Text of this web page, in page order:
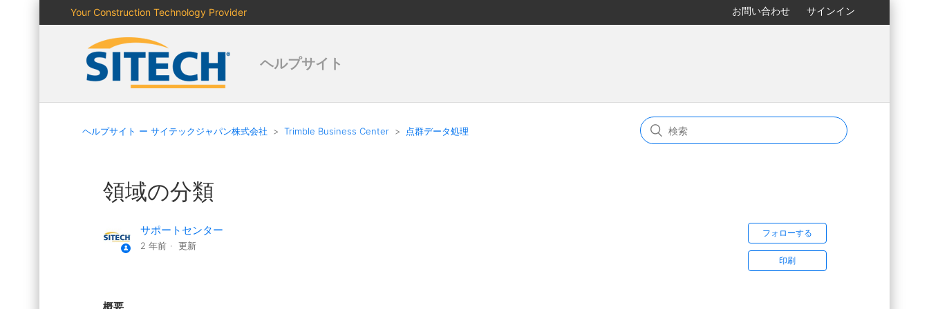
Your Construction Technology Provider お問い合わせ サインイン
ヘルプサイト
ヘルプサイト ー サイテックジャパン株式会社 Trimble Business Center 点群データ処理
領域の分類
サポートセンター
2 年前 更新
フォローする
印刷